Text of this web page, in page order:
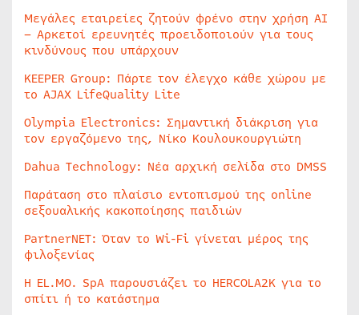
Μεγάλες εταιρείες ζητούν φρένο στην χρήση AI
– Αρκετοί ερευνητές προειδοποιούν για τους
κινδύνους που υπάρχουν
KEEPER Group: Πάρτε τον έλεγχο κάθε χώρου με
το AJAX LifeQuality Lite
Olympia Electronics: Σημαντική διάκριση για
τον εργαζόμενο της, Νίκο Κουλουκουργιώτη
Dahua Technology: Νέα αρχική σελίδα στο DMSS
Παράταση στο πλαίσιο εντοπισμού της online
σεξουαλικής κακοποίησης παιδιών
PartnerNET: Όταν το Wi-Fi γίνεται μέρος της
φιλοξενίας
Η EL.MO. SpA παρουσιάζει το HERCOLA2K για το
σπίτι ή το κατάστημα